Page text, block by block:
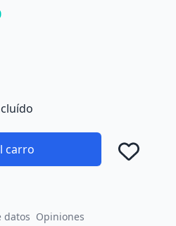
carro
datos Opiniones